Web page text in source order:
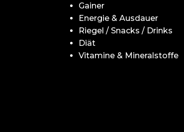
Gainer
Energie & Ausdauer
Riegel / Snacks / Drinks
Diät
Vitamine & Mineralstoffe